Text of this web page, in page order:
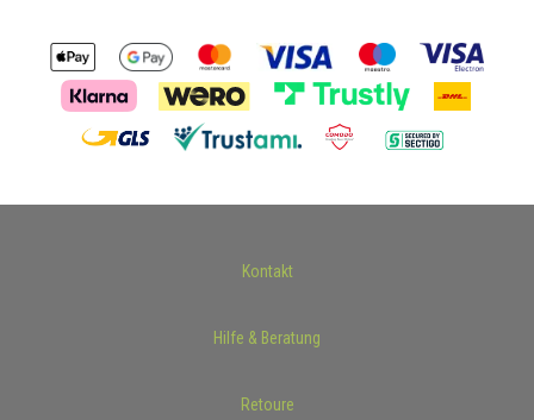
Kontakt
Hilfe & Beratung
Retoure